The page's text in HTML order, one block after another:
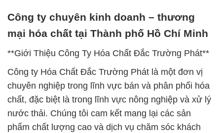
Công ty chuyên kinh doanh – thương
mại hóa chất tại Thành phố Hồ Chí Minh
**Giới Thiệu Công Ty Hóa Chất Đắc Trường Phát**
Công ty Hóa Chất Đắc Trường Phát là một đơn vị
chuyên nghiệp trong lĩnh vực bán và phân phối hóa
chất, đặc biệt là trong lĩnh vực nông nghiệp và xử lý
nước thải. Chúng tôi cam kết mang lại các sản
phẩm chất lượng cao và dịch vụ chăm sóc khách